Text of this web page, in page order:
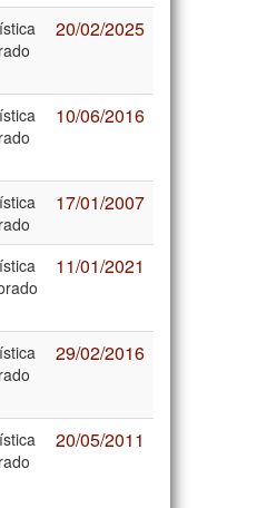
20/02/2025
10/06/2016
17/01/2007
11/01/2021
29/02/2016
20/05/2011